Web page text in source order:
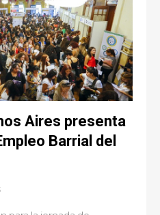
Aires presenta
Barrial del